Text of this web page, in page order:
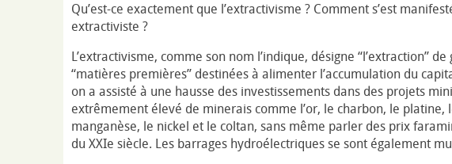
Qu’est-ce exactement que l’extractivisme ? Comment s’est
extractiviste ?
L’extractivisme, comme son nom l’indique, désigne “l’extraction”
“matières premières” destinées à alimenter l’accumulation du
on a assisté à une hausse des investissements dans des projets
extrêmement élevé de minerais comme l’or, le charbon, le platine,
manganèse, le nickel et le coltan, sans même parler des prix
du XXIe siècle. Les barrages hydroélectriques se sont également